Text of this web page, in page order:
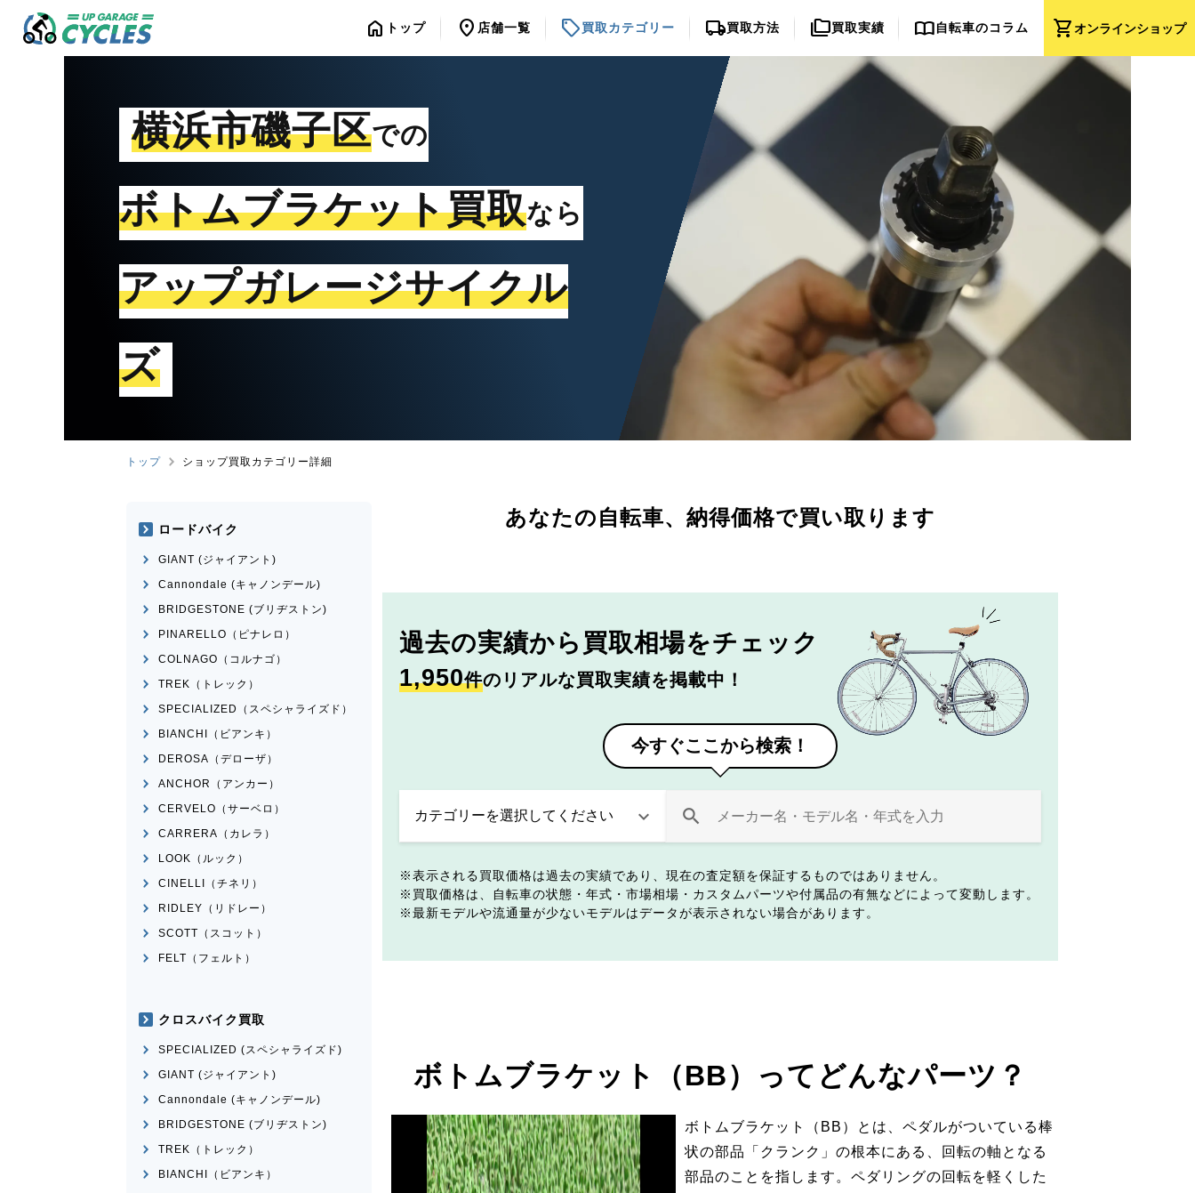
shopping_cartオンラインショップ
home トップ location_on 店舗一覧 sell買取カテゴリー local_shipping買取方法 folder_copy買取実績 import_contacts自転車のコラム
横浜市磯子区での
ボトムブラケット買取なら
アップガレージサイクル
ズ
トップ ショップ買取カテゴリー詳細
あなたの自転車、 納得価格で買い取ります
過去の実績から 買取相場をチェック
1,950件のリアルな買取実績を掲載中！
今すぐここから検索！
表示される買取価格は過去の実績であり、現在の査定額を保証するものではありません。
買取価格は、自転車の状態・年式・市場相場・カスタムパーツや付属品の有無などによって変動します。
最新モデルや流通量が少ないモデルはデータが表示されない場合があります。
ボトムブラケット（BB）ってどんなパーツ？
ボトムブラケット（BB）とは、ペダルがついている棒
状の部品「クランク」の根本にある、回転の軸となる
部品のことを指します。ペダリングの回転を軽くした
ロードバイク
GIANT (ジャイアント)
Cannondale (キャノンデール)
BRIDGESTONE (ブリヂストン)
PINARELLO（ピナレロ）
COLNAGO（コルナゴ）
TREK（トレック）
SPECIALIZED（スペシャライズド）
BIANCHI（ビアンキ）
DEROSA（デローザ）
ANCHOR（アンカー）
CERVELO（サーベロ）
CARRERA（カレラ）
LOOK（ルック）
CINELLI（チネリ）
RIDLEY（リドレー）
SCOTT（スコット）
FELT（フェルト）
クロスバイク買取
SPECIALIZED (スペシャライズド)
GIANT (ジャイアント)
Cannondale (キャノンデール)
BRIDGESTONE (ブリヂストン)
TREK（トレック）
BIANCHI（ビアンキ）